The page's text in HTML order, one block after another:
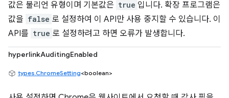
값은 불리언 유형이며 기본값은 true 입니다. 확장 프로그램은
값을 false 로 설정하여 이 API만 사용 중지할 수 있습니다. 이
API를 true 로 설정하려고 하면 오류가 발생합니다.
hyperlinkAuditingEnabled
types.ChromeSetting<boolean>